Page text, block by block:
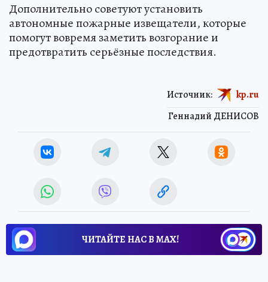
Дополнительно советуют установить
автономные пожарные извещатели, которые
помогут вовремя заметить возгорание и
предотвратить серьёзные последствия.
Геннадий ДЕНИСОВ
Источник: kp.ru
ЧИТАЙТЕ НАС В МАХ!